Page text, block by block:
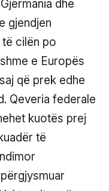
dhe
gjendjen
cilën po
e Europës
që prek edhe
Qeveria federale
kuotës prej
të